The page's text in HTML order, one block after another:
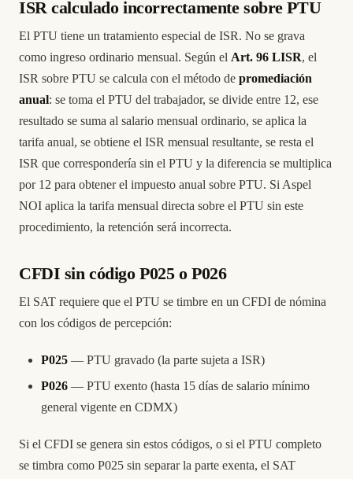
ISR calculado incorrectamente sobre PTU
El PTU tiene un tratamiento especial de ISR. No se grava
como ingreso ordinario mensual. Según el Art. 96 LISR, el
ISR sobre PTU se calcula con el método de promediación
anual: se toma el PTU del trabajador, se divide entre 12, ese
resultado se suma al salario mensual ordinario, se aplica la
tarifa anual, se obtiene el ISR mensual resultante, se resta el
ISR que correspondería sin el PTU y la diferencia se multiplica
por 12 para obtener el impuesto anual sobre PTU. Si Aspel
NOI aplica la tarifa mensual directa sobre el PTU sin este
procedimiento, la retención será incorrecta.
CFDI sin código P025 o P026
El SAT requiere que el PTU se timbre en un CFDI de nómina
con los códigos de percepción:
P025 — PTU gravado (la parte sujeta a ISR)
P026 — PTU exento (hasta 15 días de salario mínimo
general vigente en CDMX)
Si el CFDI se genera sin estos códigos, o si el PTU completo
se timbra como P025 sin separar la parte exenta, el SAT